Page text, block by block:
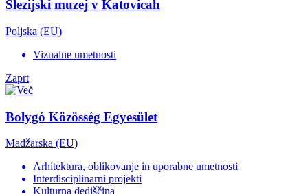
Šlezijski muzej v Katovicah
Poljska (EU)
Vizualne umetnosti
Zaprt
Bolygó Közösség Egyesület
Madžarska (EU)
Arhitektura, oblikovanje in uporabne umetnosti
Interdisciplinarni projekti
Kulturna dediščina